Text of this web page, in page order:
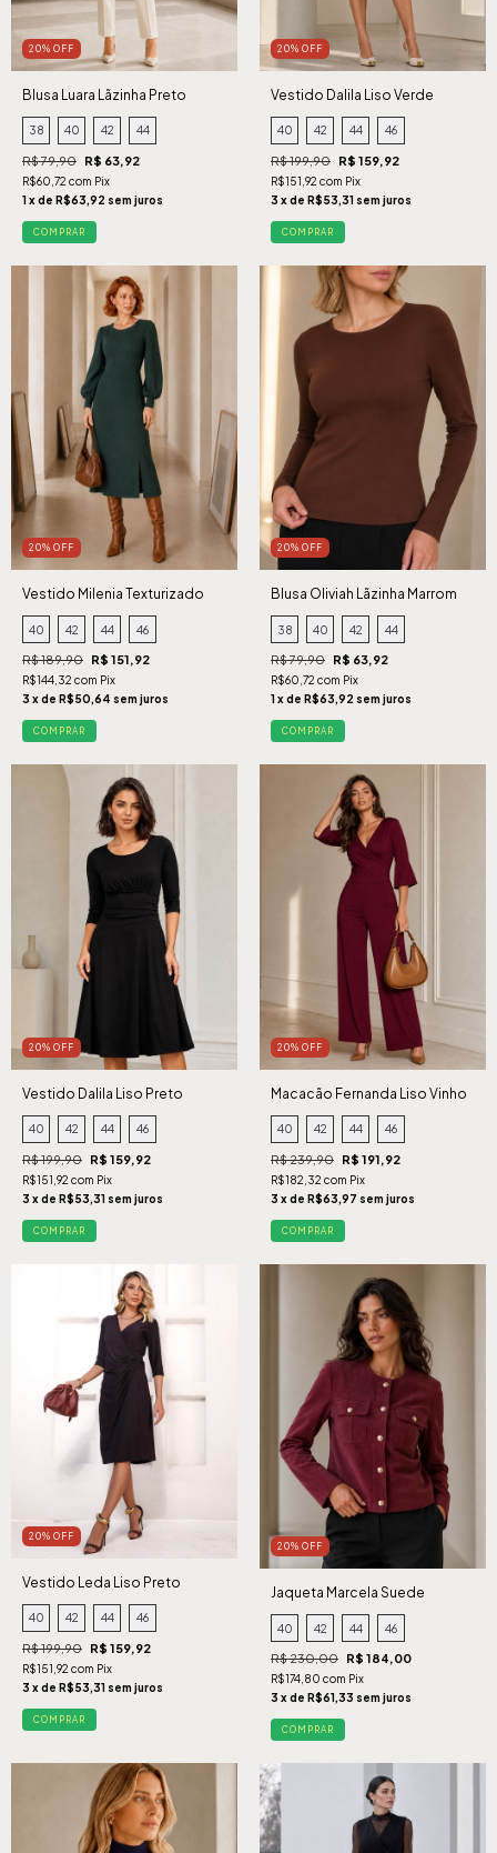
20% OFF
Blusa Luara Lãzinha Preto
38 40 42 44
R$ 79,90 R$ 63,92
R$60,72 com Pix
1 x de R$63,92 sem juros
COMPRAR
20% OFF
Vestido Dalila Liso Verde
40 42 44 46
R$ 199,90 R$ 159,92
R$151,92 com Pix
3 x de R$53,31 sem juros
COMPRAR
20% OFF
Vestido Milenia Texturizado
Verde
40 42 44 46
R$ 189,90 R$ 151,92
R$144,32 com Pix
3 x de R$50,64 sem juros
COMPRAR
20% OFF
Blusa Oliviah Lãzinha Marrom
38 40 42 44
R$ 79,90 R$ 63,92
R$60,72 com Pix
1 x de R$63,92 sem juros
COMPRAR
20% OFF
Vestido Dalila Liso Preto
40 42 44 46
R$ 199,90 R$ 159,92
R$151,92 com Pix
3 x de R$53,31 sem juros
COMPRAR
20% OFF
Macacão Fernanda Liso Vinho
40 42 44 46
R$ 239,90 R$ 191,92
R$182,32 com Pix
3 x de R$63,97 sem juros
COMPRAR
20% OFF
Vestido Leda Liso Preto
40 42 44 46
R$ 199,90 R$ 159,92
R$151,92 com Pix
3 x de R$53,31 sem juros
COMPRAR
20% OFF
Jaqueta Marcela Suede
Cabernet
40 42 44 46
R$ 230,00 R$ 184,00
R$174,80 com Pix
3 x de R$61,33 sem juros
COMPRAR